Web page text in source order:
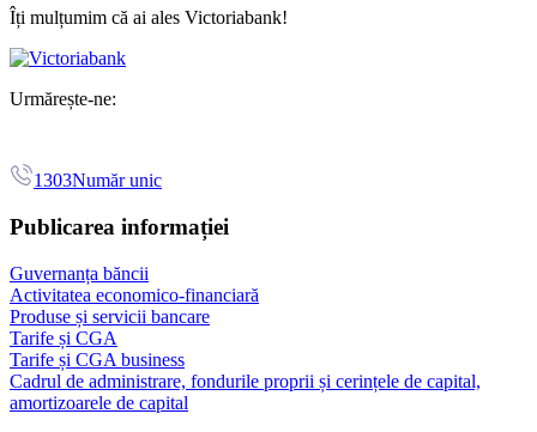
Îți mulțumim că ai ales Victoriabank!
Urmărește-ne:
1303Număr unic
Publicarea informației
Guvernanța băncii
Activitatea economico-financiară
Produse și servicii bancare
Tarife și CGA
Tarife și CGA business
Cadrul de administrare, fondurile proprii și cerințele de capital,
amortizoarele de capital